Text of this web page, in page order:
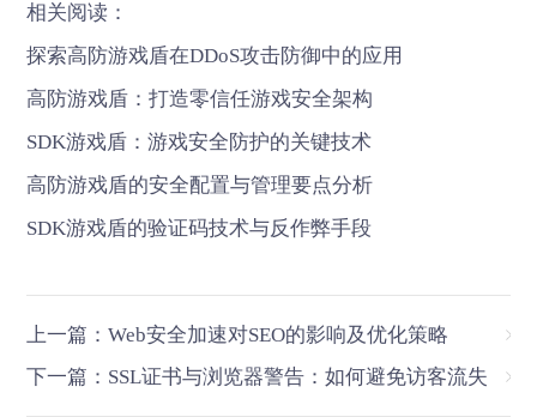
相关阅读：
探索高防游戏盾在DDoS攻击防御中的应用
高防游戏盾：打造零信任游戏安全架构
SDK游戏盾：游戏安全防护的关键技术
高防游戏盾的安全配置与管理要点分析
SDK游戏盾的验证码技术与反作弊手段
上一篇：Web安全加速对SEO的影响及优化策略
下一篇：SSL证书与浏览器警告：如何避免访客流失